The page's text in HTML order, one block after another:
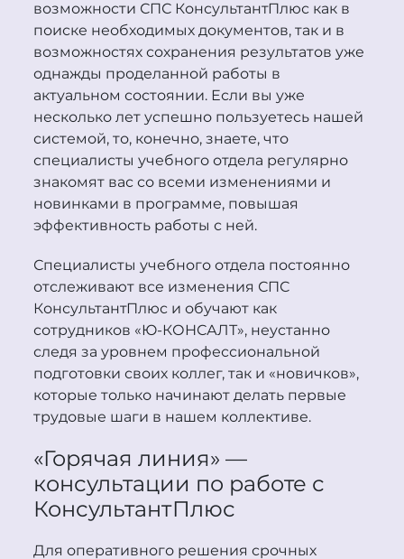
возможности СПС КонсультантПлюс как в
поиске необходимых документов, так и в
возможностях сохранения результатов уже
однажды проделанной работы в
актуальном состоянии. Если вы уже
несколько лет успешно пользуетесь нашей
системой, то, конечно, знаете, что
специалисты учебного отдела регулярно
знакомят вас со всеми изменениями и
новинками в программе, повышая
эффективность работы с ней.
Специалисты учебного отдела постоянно
отслеживают все изменения СПС
КонсультантПлюс и обучают как
сотрудников «Ю-КОНСАЛТ», неустанно
следя за уровнем профессиональной
подготовки своих коллег, так и «новичков»,
которые только начинают делать первые
трудовые шаги в нашем коллективе.
«Горячая линия» —
консультации по работе с
КонсультантПлюс
Для оперативного решения срочных